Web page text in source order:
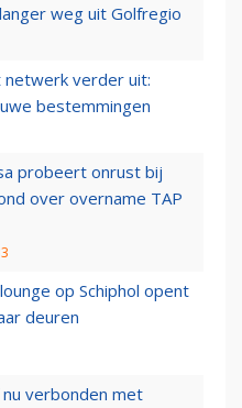
weg uit Golfregio
netwerk verder uit:
bestemmingen
probeert onrust bij
over overname TAP
op Schiphol opent
deuren
verbonden met